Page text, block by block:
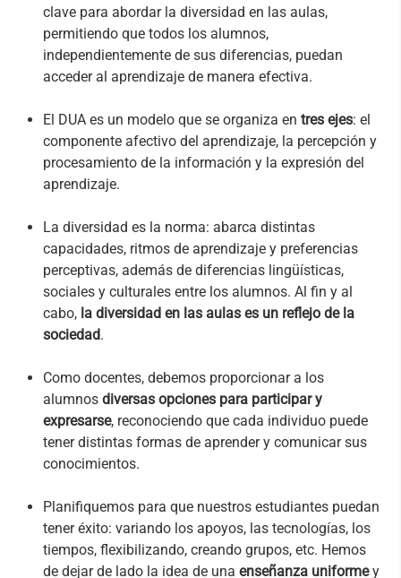
clave para abordar la diversidad en las aulas,
permitiendo que todos los alumnos,
independientemente de sus diferencias, puedan
acceder al aprendizaje de manera efectiva.
El DUA es un modelo que se organiza en tres ejes: el
componente afectivo del aprendizaje, la percepción y
procesamiento de la información y la expresión del
aprendizaje.
La diversidad es la norma: abarca distintas
capacidades, ritmos de aprendizaje y preferencias
perceptivas, además de diferencias lingüísticas,
sociales y culturales entre los alumnos. Al fin y al
cabo, la diversidad en las aulas es un reflejo de la
sociedad.
Como docentes, debemos proporcionar a los
alumnos diversas opciones para participar y
expresarse, reconociendo que cada individuo puede
tener distintas formas de aprender y comunicar sus
conocimientos.
Planifiquemos para que nuestros estudiantes puedan
tener éxito: variando los apoyos, las tecnologías, los
tiempos, flexibilizando, creando grupos, etc. Hemos
de dejar de lado la idea de una enseñanza uniformey